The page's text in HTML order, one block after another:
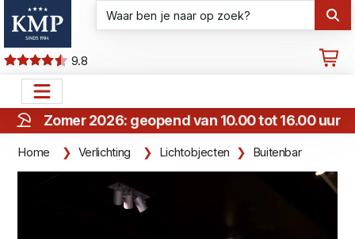
9.8
Zomer 2026: geopend van 10.00 tot 16.00 uur
Home Verlichting Lichtobjecten Buitenbar